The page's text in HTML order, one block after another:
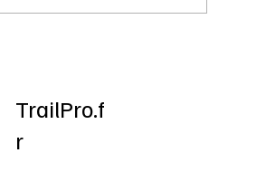
: Pour affronter l’hiver
TrailPro.f
r